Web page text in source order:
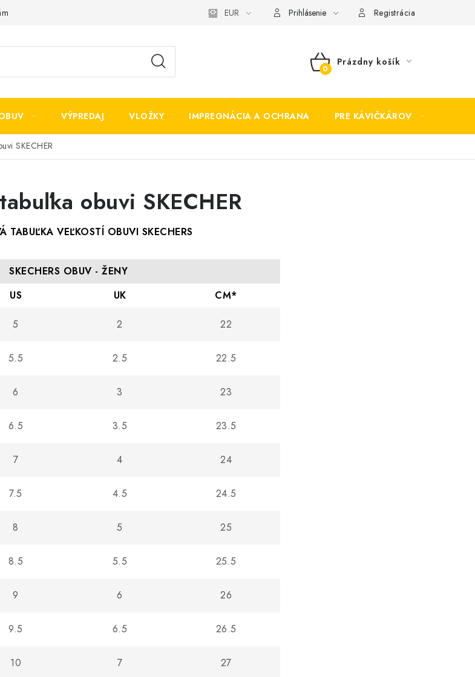
EUR Prihlásenie Registrácia
NÁKUPNÝ
Prázdny košík
VÝPREDAJ VLOŽKY IMPREGNÁCIA A OCHRANA PRE KÁVIČKÁROV
SKECHER
obuvi SKECHER
TABUĽKA VEĽKOSTÍ OBUVI SKECHERS
SKECHERS OBUV - ŽENY
US UK CM*
5 2 22
5.5 2.5 22.5
6 3 23
6.5 3.5 23.5
7 4 24
7.5 4.5 24.5
8 5 25
8.5 5.5 25.5
9 6 26
9.5 6.5 26.5
10 7 27